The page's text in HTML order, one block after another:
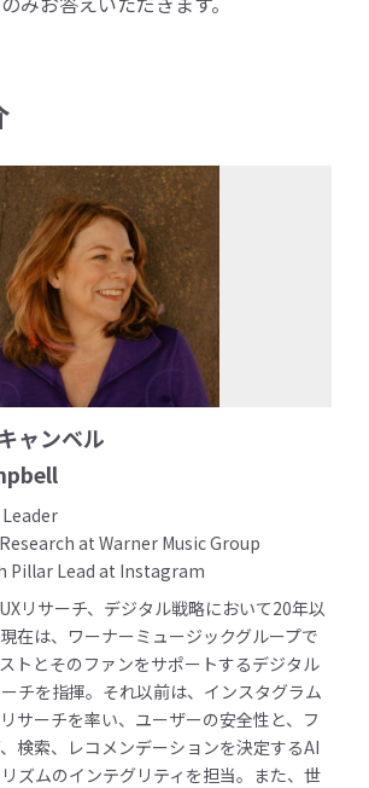
ャンベル
at Warner Music Group
Pillar Lead at Instagram
リサーチ、デジタル戦略において20年以
在は、ワーナーミュージックグループで
トとそのファンをサポートするデジタル
チを指揮。それ以前は、インスタグラム
サーチを率い、ユーザーの安全性と、フ
検索、レコメンデーションを決定するAI
ズムのインテグリティを担当。また、世